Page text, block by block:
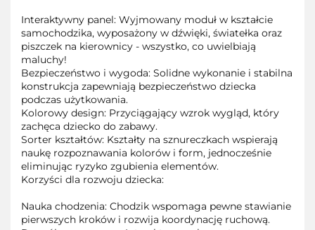
Interaktywny panel: Wyjmowany moduł w kształcie
samochodzika, wyposażony w dźwięki, światełka oraz
piszczek na kierownicy - wszystko, co uwielbiają
maluchy!
Bezpieczeństwo i wygoda: Solidne wykonanie i stabilna
konstrukcja zapewniają bezpieczeństwo dziecka
podczas użytkowania.
Kolorowy design: Przyciągający wzrok wygląd, który
zachęca dziecko do zabawy.
Sorter kształtów: Kształty na sznureczkach wspierają
naukę rozpoznawania kolorów i form, jednocześnie
eliminując ryzyko zgubienia elementów.
Korzyści dla rozwoju dziecka:
Nauka chodzenia: Chodzik wspomaga pewne stawianie
pierwszych kroków i rozwija koordynację ruchową.